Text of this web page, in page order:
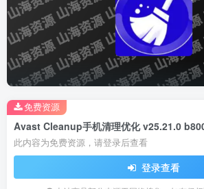
Avast Cleanup手机清理优化 v25.21.0
此内容为免费资源，请登录后查看
登录查看
免费资源